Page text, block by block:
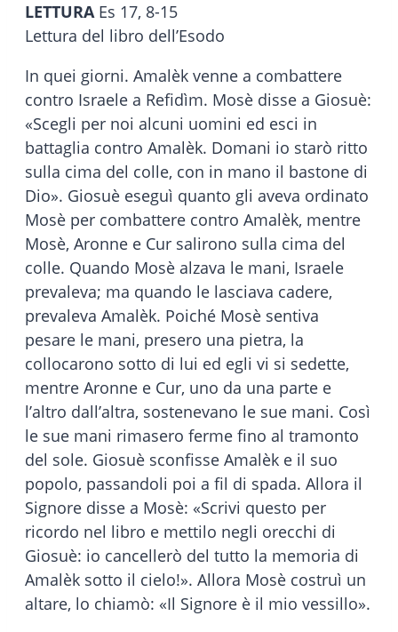
LETTURAEs 17, 8-15
Lettura del libro dell’Esodo
In quei giorni. Amalèk venne a combattere
contro Israele a Refidìm. Mosè disse a Giosuè:
«Scegli per noi alcuni uomini ed esci in
battaglia contro Amalèk. Domani io starò ritto
sulla cima del colle, con in mano il bastone di
Dio». Giosuè eseguì quanto gli aveva ordinato
Mosè per combattere contro Amalèk, mentre
Mosè, Aronne e Cur salirono sulla cima del
colle. Quando Mosè alzava le mani, Israele
prevaleva; ma quando le lasciava cadere,
prevaleva Amalèk. Poiché Mosè sentiva
pesare le mani, presero una pietra, la
collocarono sotto di lui ed egli vi si sedette,
mentre Aronne e Cur, uno da una parte e
l’altro dall’altra, sostenevano le sue mani. Così
le sue mani rimasero ferme fino al tramonto
del sole. Giosuè sconfisse Amalèk e il suo
popolo, passandoli poi a fil di spada. Allora il
Signore disse a Mosè: «Scrivi questo per
ricordo nel libro e mettilo negli orecchi di
Giosuè: io cancellerò del tutto la memoria di
Amalèk sotto il cielo!». Allora Mosè costruì un
altare, lo chiamò: «Il Signore è il mio vessillo».